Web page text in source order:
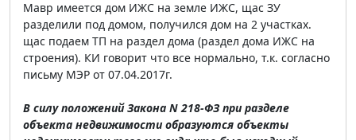
Мавр имеется дом ИЖС на земле ИЖС, щас ЗУ
разделили под домом, получился дом на 2 участках.
щас подаем ТП на раздел дома (раздел дома ИЖС на
строения). КИ говорит что все нормально, т.к. согласно
письму МЭР от 07.04.2017г.
В силу положений Закона N 218-ФЗ при разделе
объекта недвижимости образуются объекты